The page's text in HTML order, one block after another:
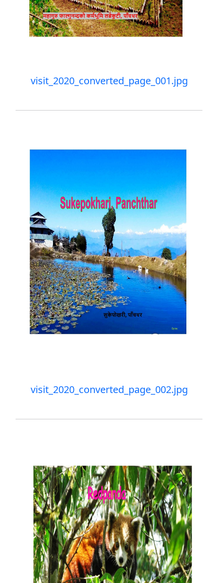
visit_2020_converted_page_001.jpg
visit_2020_converted_page_002.jpg